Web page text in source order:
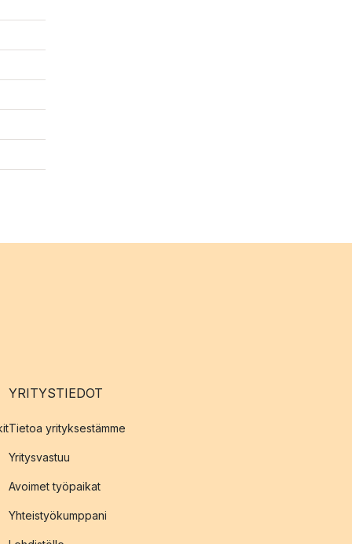
YRITYSTIEDOT
Tietoa yrityksestämme
Yritysvastuu
Avoimet työpaikat
Yhteistyökumppani